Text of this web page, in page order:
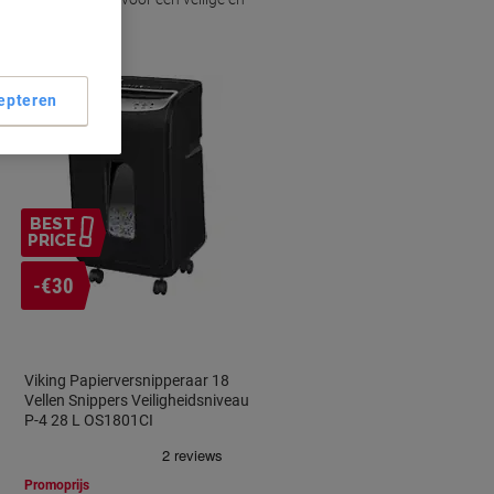
BEST
PRICE
-€30
Viking Papierversnipperaar 18
Vellen Snippers Veiligheidsniveau
P-4 28 L OS1801CI
Promoprijs